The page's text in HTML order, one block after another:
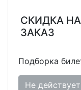
СКИДКА НА
ЗАКАЗ
Подборка
Не действует